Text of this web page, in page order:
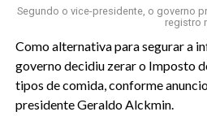
Segundo o vice-presidente, o governo
registro
Como alternativa para segurar a
governo decidiu zerar o Imposto
tipos de comida, conforme
presidente Geraldo Alckmin.